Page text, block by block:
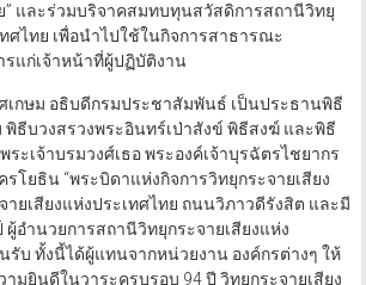
” และร่วมบริจาคสมทบทุนสวัสดิการสถานีวิทยุ
ศไทย เพื่อนำไปใช้ในกิจการสาธารณะ
แก่เจ้าหน้าที่ผู้ปฏิบัติงาน
เกษม อธิบดีกรมประชาสัมพันธ์ เป็นประธานพิธี
ธีบวงสรวงพระอินทร์เป่าสังข์ พิธีสงฆ์ และพิธี
ระเจ้าบรมวงศ์เธอ พระองค์เจ้าบุรฉัตรไชยากร
โยธิน “พระบิดาแห่งกิจการวิทยุกระจายเสียง
ายเสียงแห่งประเทศไทย ถนนวิภาวดีรังสิต และมี
อำนวยการสถานีวิทยุกระจายเสียงแห่ง
รับ ทั้งนี้ได้ผู้แทนจากหน่วยงาน องค์กรต่างๆ ให้
ามยินดีในวาระครบรอบ 94 ปี วิทยุกระจายเสียง